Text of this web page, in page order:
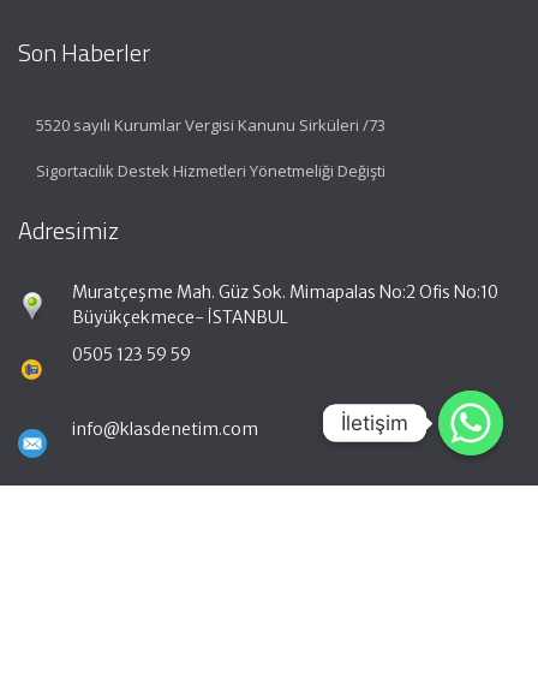
Son Haberler
5520 sayılı Kurumlar Vergisi Kanunu Sirküleri /73
Sigortacılık Destek Hizmetleri Yönetmeliği Değişti
Adresimiz
Muratçeşme Mah. Güz Sok. Mimapalas No:2 Ofis No:10
Büyükçekmece- İSTANBUL
0505 123 59 59
info@klasdenetim.com İletişim
İletişim